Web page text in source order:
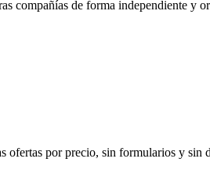
compañías de forma independiente y
ofertas por precio, sin formularios y sin